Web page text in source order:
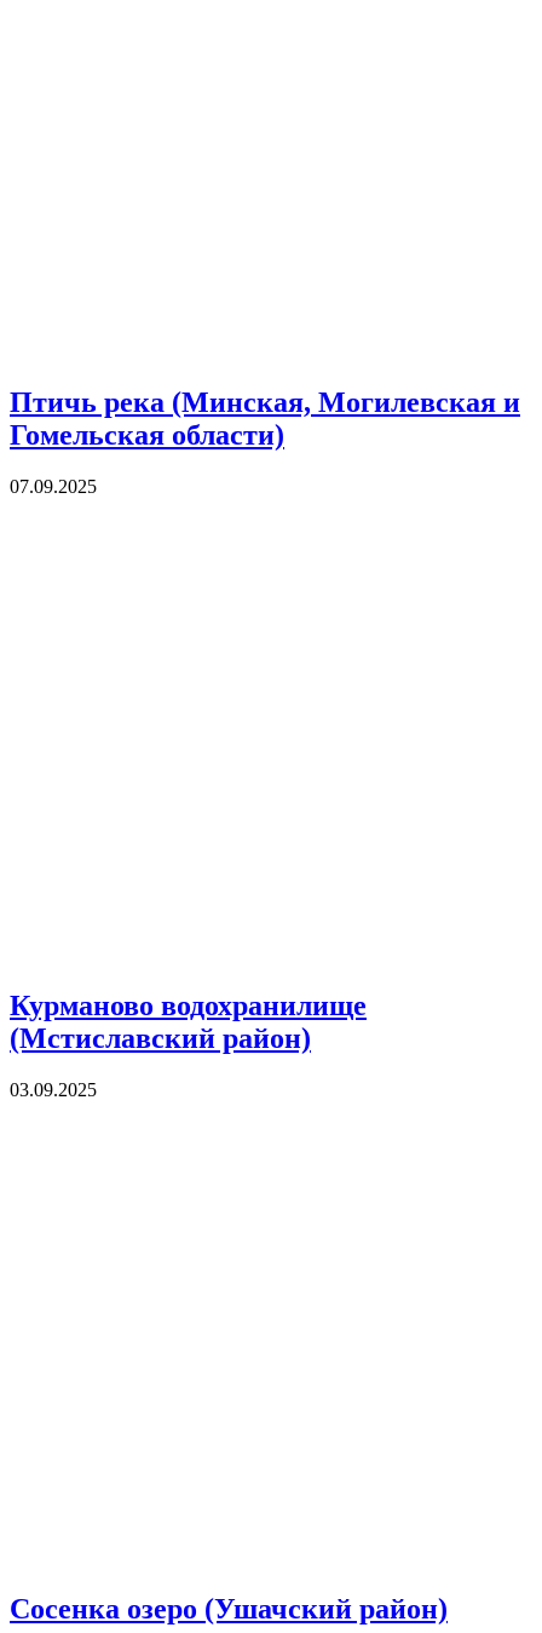
Птичь река (Минская, Могилевская и
Гомельская области)
07.09.2025
Курманово водохранилище
(Мстиславский район)
03.09.2025
Сосенка озеро (Ушачский район)